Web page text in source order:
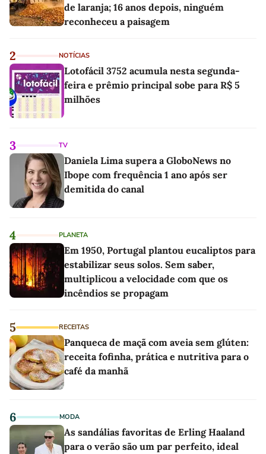
de laranja; 16 anos depois, ninguém
reconheceu a paisagem
2 NOTÍCIAS
Lotofácil 3752 acumula nesta segunda-
feira e prêmio principal sobe para R$ 5
milhões
3 TV
Daniela Lima supera a GloboNews no
Ibope com frequência 1 ano após ser
demitida do canal
4 PLANETA
Em 1950, Portugal plantou eucaliptos para
estabilizar seus solos. Sem saber,
multiplicou a velocidade com que os
incêndios se propagam
5 RECEITAS
Panqueca de maçã com aveia sem glúten:
receita fofinha, prática e nutritiva para o
café da manhã
6 MODA
As sandálias favoritas de Erling Haaland
para o verão são um par perfeito, ideal